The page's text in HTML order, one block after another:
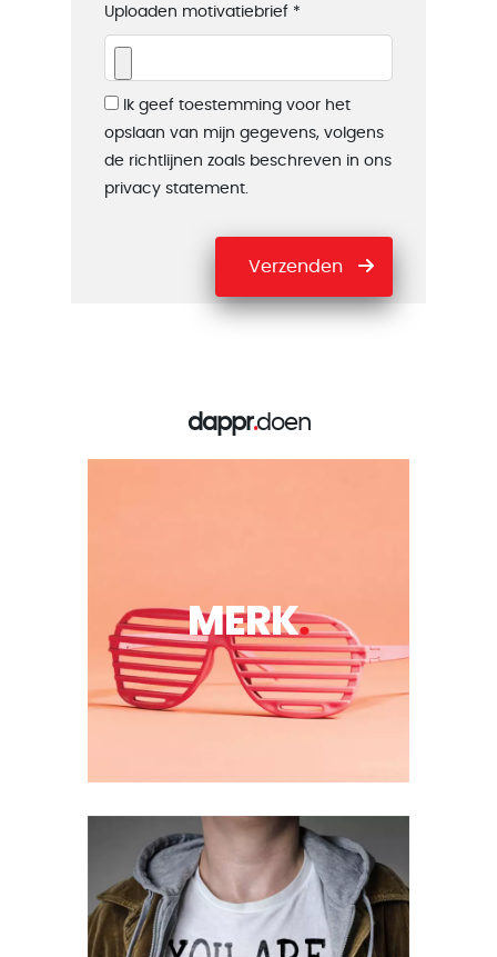
Uploaden motivatiebrief *
Ik geef toestemming voor het
opslaan van mijn gegevens, volgens
de richtlijnen zoals beschreven in ons
privacy statement.
Verzenden
dappr.doen
MERK.